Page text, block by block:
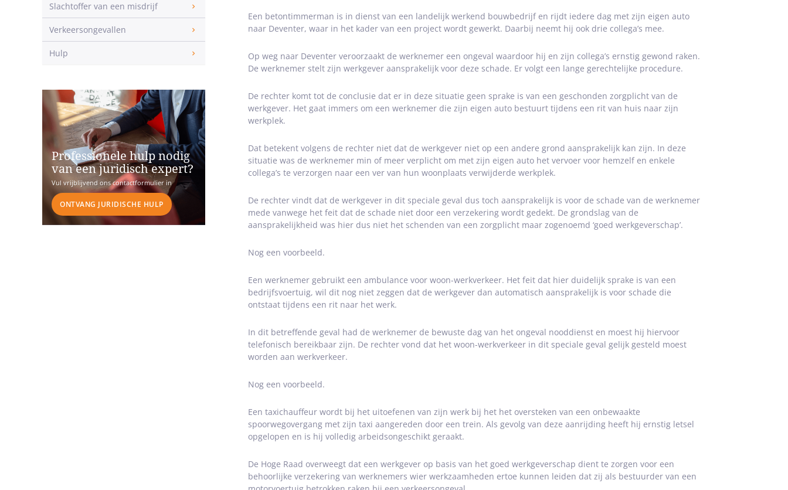
Een betontimmerman is in dienst van een landelijk werkend bouwbedrijf en rijdt iedere dag met zijn eigen auto
naar Deventer, waar in het kader van een project wordt gewerkt. Daarbij neemt hij ook drie collega’s mee.
Op weg naar Deventer veroorzaakt de werknemer een ongeval waardoor hij en zijn collega’s ernstig gewond raken.
De werknemer stelt zijn werkgever aansprakelijk voor deze schade. Er volgt een lange gerechtelijke procedure.
De rechter komt tot de conclusie dat er in deze situatie geen sprake is van een geschonden zorgplicht van de
werkgever. Het gaat immers om een werknemer die zijn eigen auto bestuurt tijdens een rit van huis naar zijn
werkplek.
Dat betekent volgens de rechter niet dat de werkgever niet op een andere grond aansprakelijk kan zijn. In deze
situatie was de werknemer min of meer verplicht om met zijn eigen auto het vervoer voor hemzelf en enkele
collega’s te verzorgen naar een ver van hun woonplaats verwijderde werkplek.
De rechter vindt dat de werkgever in dit speciale geval dus toch aansprakelijk is voor de schade van de werknemer
mede vanwege het feit dat de schade niet door een verzekering wordt gedekt. De grondslag van de
aansprakelijkheid was hier dus niet het schenden van een zorgplicht maar zogenoemd ‘goed werkgeverschap’.
Nog een voorbeeld.
Een werknemer gebruikt een ambulance voor woon-werkverkeer. Het feit dat hier duidelijk sprake is van een
bedrijfsvoertuig, wil dit nog niet zeggen dat de werkgever dan automatisch aansprakelijk is voor schade die
ontstaat tijdens een rit naar het werk.
In dit betreffende geval had de werknemer de bewuste dag van het ongeval nooddienst en moest hij hiervoor
telefonisch bereikbaar zijn. De rechter vond dat het woon-werkverkeer in dit speciale geval gelijk gesteld moest
worden aan werkverkeer.
Nog een voorbeeld.
Een taxichauffeur wordt bij het uitoefenen van zijn werk bij het het oversteken van een onbewaakte
spoorwegovergang met zijn taxi aangereden door een trein. Als gevolg van deze aanrijding heeft hij ernstig letsel
opgelopen en is hij volledig arbeidsongeschikt geraakt.
De Hoge Raad overweegt dat een werkgever op basis van het goed werkgeverschap dient te zorgen voor een
behoorlijke verzekering van werknemers wier werkzaamheden ertoe kunnen leiden dat zij als bestuurder van een
Slachtoffer van een misdrijf
Verkeersongevallen
Hulp
Professionele hulp nodig
van een juridisch expert?
Vul vrijblijvend ons contactformulier in
ONTVANG JURIDISCHE HULP